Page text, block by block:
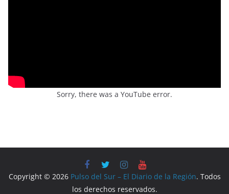
Sorry, there was a YouTube error.
Copyright © 2026 Pulso del Sur – El Diario de la Región. Todos
los derechos reservados.